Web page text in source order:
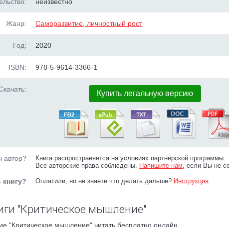
Жанр: Саморазвитие, личностный рост
Год: 2020
ISBN: 978-5-9614-3366-1
Купить легальную версию
автор?
Книга распространяется на условиях партнёрской программы.
Все авторские права соблюдены. Напишите нам, если Вы не
книгу? Оплатили, но не знаете что делать дальше? Инструкция.
"Критическое мышление"
"Критическое мышление" читать бесплатно онлайн.